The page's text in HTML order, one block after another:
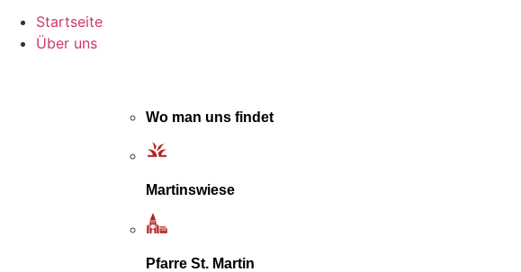
Startseite
Über uns
Wo man uns findet
Martinswiese
Pfarre St. Martin